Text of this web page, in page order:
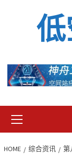
Menu
HOME 综合资讯
第